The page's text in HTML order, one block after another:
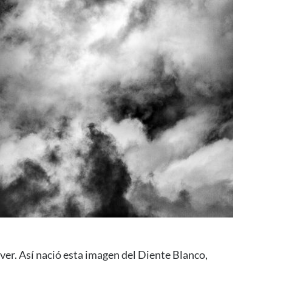
Así nació esta imagen del Diente Blanco,